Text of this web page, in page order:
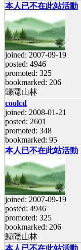
本人已不在此站活動
joined: 2007-09-19
posted: 4946
promoted: 325
bookmarked: 206
歸隱山林
coolcd
joined: 2008-01-21
posted: 2601
promoted: 348
bookmarked: 95
本人已不在此站活動
joined: 2007-09-19
posted: 4946
promoted: 325
bookmarked: 206
歸隱山林
本人已不在此站活動